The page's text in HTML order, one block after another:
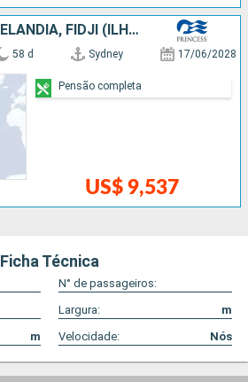
AUSTRÁLIA, NOVA ZELÂNDIA, FIDJI (ILHAS), SAMOA, FRANCIA, CANADÁ, ESTADOS UNIDOS, JAPÃO
58 d Sydney 17/06/2028
US$ 9,537
Pensão completa
Ficha Técnica
N° de passageiros:
Largura:
m
m Velocidade: Nós